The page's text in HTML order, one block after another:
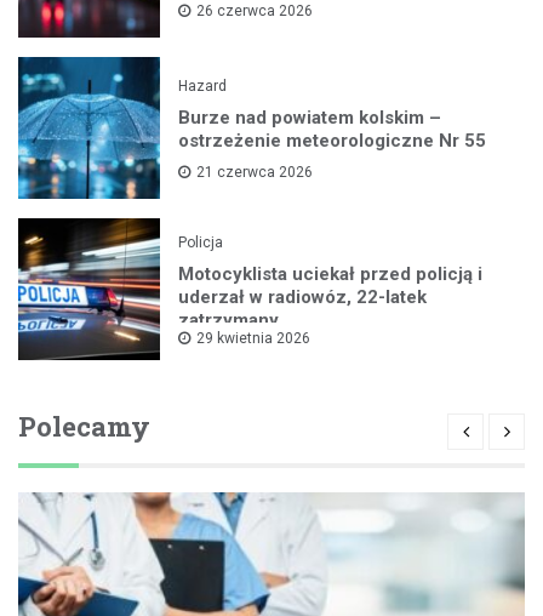
26 czerwca 2026
Hazard
Burze nad powiatem kolskim –
ostrzeżenie meteorologiczne Nr 55
21 czerwca 2026
Policja
Motocyklista uciekał przed policją i
uderzał w radiowóz, 22-latek
zatrzymany
29 kwietnia 2026
Polecamy